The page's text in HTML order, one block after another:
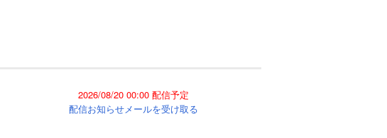
2026/08/20 00:00 配信予定
配信お知らせメールを受け取る